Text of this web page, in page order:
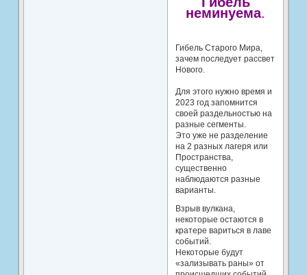
неминуема.
Гибель Старого Мира,
зачем последует рассвет
Нового.
Для этого нужно время и
2023 год запомнится
своей раздельностью на
разные сегменты.
Это уже не разделение
на 2 разных лагеря или
Пространства,
существенно
наблюдаются разные
варианты.
Взрыв вулкана,
некоторые остаются в
кратере вариться в лаве
событий.
Некоторые будут
«зализывать раны» от